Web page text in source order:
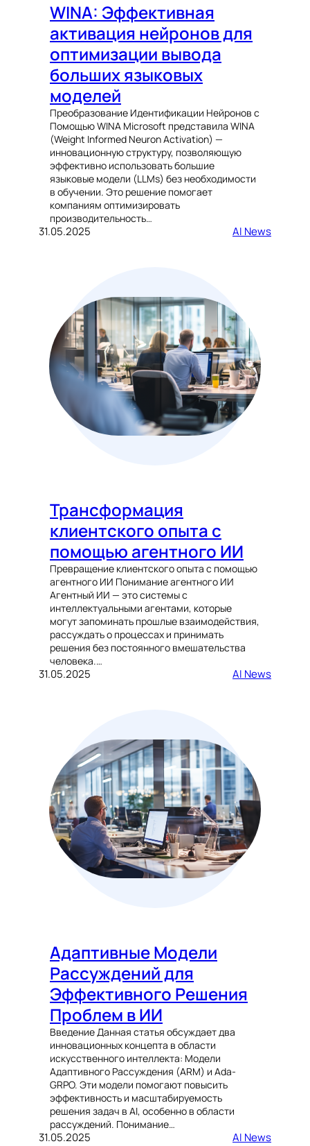
WINA: Эффективная
активация нейронов для
оптимизации вывода
больших языковых
моделей
Преобразование Идентификации Нейронов с
Помощью WINA Microsoft представила WINA
(Weight Informed Neuron Activation) —
инновационную структуру, позволяющую
эффективно использовать большие
языковые модели (LLMs) без необходимости
в обучении. Это решение помогает
компаниям оптимизировать
производительность…
31.05.2025 AI News
Трансформация
клиентского опыта с
помощью агентного ИИ
Превращение клиентского опыта с помощью
агентного ИИ Понимание агентного ИИ
Агентный ИИ — это системы с
интеллектуальными агентами, которые
могут запоминать прошлые взаимодействия,
рассуждать о процессах и принимать
решения без постоянного вмешательства
человека.…
31.05.2025 AI News
Адаптивные Модели
Рассуждений для
Эффективного Решения
Проблем в ИИ
Введение Данная статья обсуждает два
инновационных концепта в области
искусственного интеллекта: Модели
Адаптивного Рассуждения (ARM) и Ada-
GRPO. Эти модели помогают повысить
эффективность и масштабируемость
решения задач в AI, особенно в области
рассуждений. Понимание…
31.05.2025 AI News